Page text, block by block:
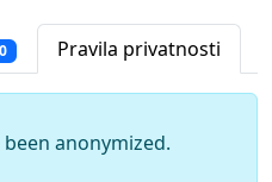
Pravila privatnosti
anonymized.